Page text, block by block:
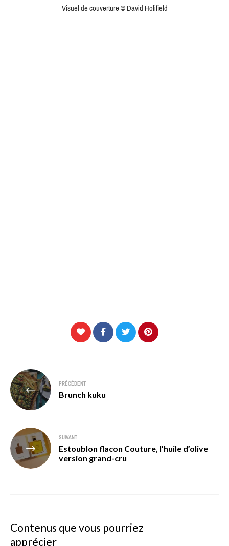
Visuel de couverture © David Holifield
Navigation
de
l’article
PRÉCÉDENT
Brunch kuku
SUIVANT
Estoublon flacon Couture, l’huile d’olive
version grand-cru
Contenus que vous pourriez
apprécier